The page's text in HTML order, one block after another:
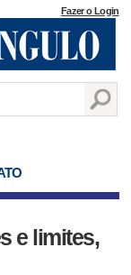
Fazer o Login
e limites,